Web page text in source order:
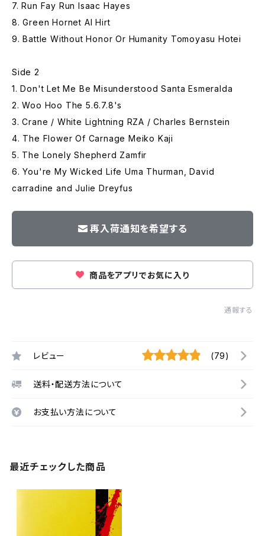
7. Run Fay Run Isaac Hayes
8. Green Hornet Al Hirt
9. Battle Without Honor Or Humanity Tomoyasu Hotei
Side 2
1. Don't Let Me Be Misunderstood Santa Esmeralda
2. Woo Hoo The 5.6.7.8's
3. Crane / White Lightning RZA / Charles Bernstein
4. The Flower Of Carnage Meiko Kaji
5. The Lonely Shepherd Zamfir
6. You're My Wicked Life Uma Thurman, David
carradine and Julie Dreyfus
再入荷通知を希望する
商品をアプリでお気に入り
通報する
レビュー (79)
送料・配送方法について
お支払い方法について
最近チェックした商品